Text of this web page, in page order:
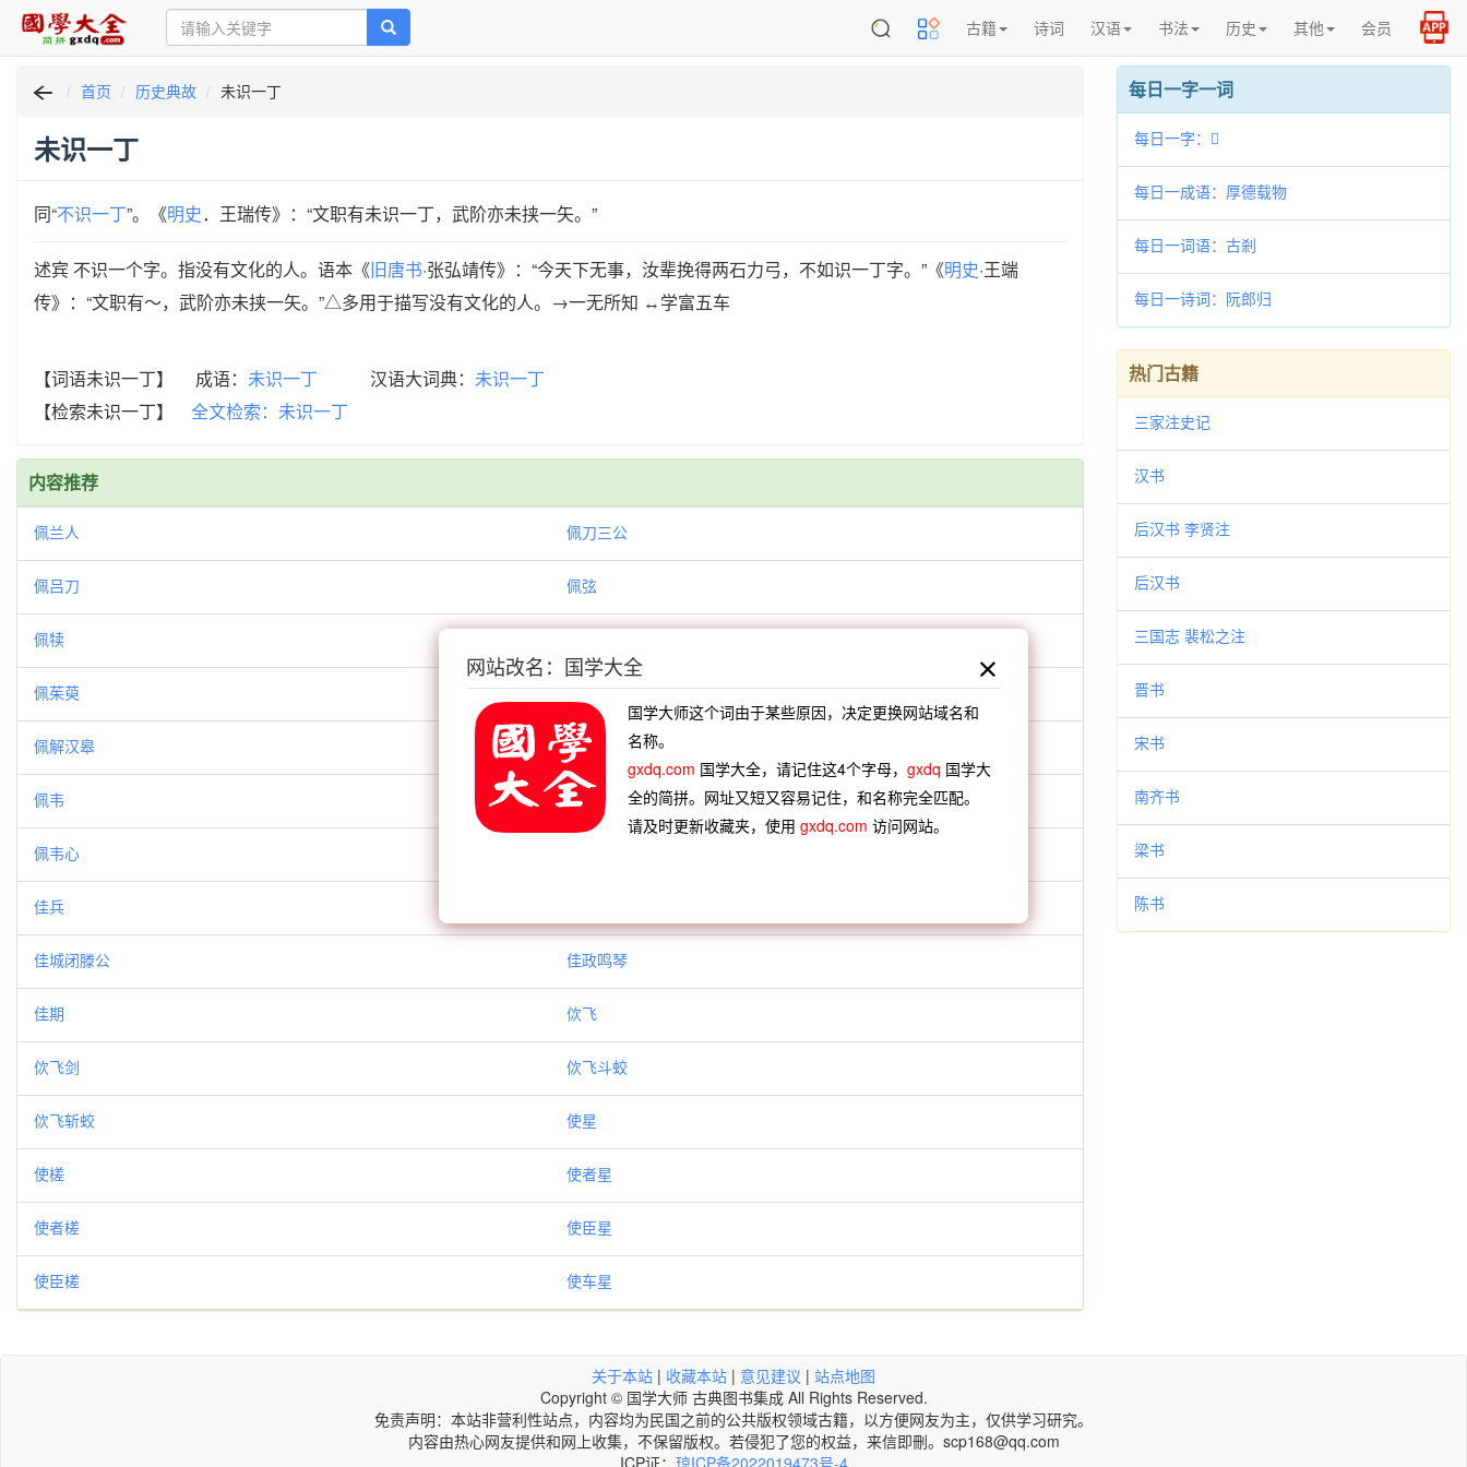
古籍 诗词 汉语 书法 历史 其他 会员
首页 历史典故 未识一丁
未识一丁
同“不识一丁”。《明史．王瑞传》：“文职有未识一丁，武阶亦未挟一矢。”
述宾 不识一个字。指没有文化的人。语本《旧唐书·张弘靖传》：“今天下无事，汝辈挽得两石力弓，不如识一丁字。”《明史·王端
传》：“文职有～，武阶亦未挟一矢。”△多用于描写没有文化的人。→一无所知 ↔学富五车
【词语未识一丁】 成语： 未识一丁 汉语大词典： 未识一丁
【检索未识一丁】 全文检索：未识一丁
内容推荐
佩兰人 佩刀三公
佩吕刀 佩弦
佩犊
佩茱萸 佩衿
佩解汉皋 佩解江干
佩韦 佩韦之顺
佩韦心
佳兵
佳城闭滕公 佳政鸣琴
佳期 佽飞
佽飞剑 佽飞斗蛟
佽飞斩蛟 使星
使槎 使者星
使者槎 使臣星
使臣槎 使车星
每日一字一词
每日一字：𠉃
每日一成语：厚德载物
每日一词语：古剎
每日一诗词：阮郎归
热门古籍
三家注史记
汉书
后汉书 李贤注
后汉书
三国志 裴松之注
晋书
宋书
南齐书
梁书
陈书
关于本站 | 收藏本站 | 意见建议 | 站点地图
Copyright © 国学大师 古典图书集成 All Rights Reserved.
免责声明：本站非营利性站点，内容均为民国之前的公共版权领域古籍，以方便网友为主，仅供学习研究。
内容由热心网友提供和网上收集，不保留版权。若侵犯了您的权益，来信即刪。scp168@qq.com
网站改名：国学大全
国学大师这个词由于某些原因，决定更换网站域名和
名称。
gxdq.com 国学大全，请记住这4个字母， gxdq 国学大
全的简拼。网址又短又容易记住，和名称完全匹配。
请及时更新收藏夹，使用 gxdq.com 访问网站。